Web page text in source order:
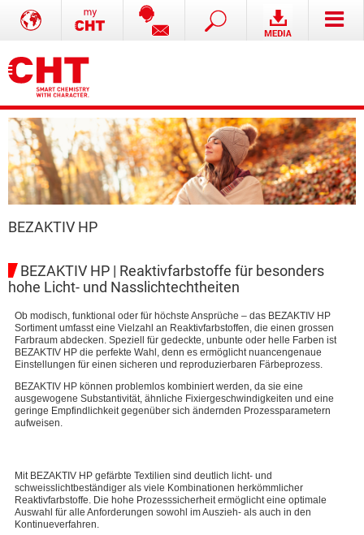
BEZAKTIV HP
BEZAKTIV HP | Reaktivfarbstoffe für besonders
hohe Licht- und Nasslichtechtheiten
Ob modisch, funktional oder für höchste Ansprüche – das BEZAKTIV HP
Sortiment umfasst eine Vielzahl an Reaktivfarbstoffen, die einen grossen
Farbraum abdecken. Speziell für gedeckte, unbunte oder helle Farben ist
BEZAKTIV HP die perfekte Wahl, denn es ermöglicht nuancengenaue
Einstellungen für einen sicheren und reproduzierbaren Färbeprozess.
BEZAKTIV HP können problemlos kombiniert werden, da sie eine
ausgewogene Substantivität, ähnliche Fixiergeschwindigkeiten und eine
geringe Empfindlichkeit gegenüber sich ändernden Prozessparametern
aufweisen.
Mit BEZAKTIV HP gefärbte Textilien sind deutlich licht- und
schweisslichtbeständiger als viele Kombinationen herkömmlicher
Reaktivfarbstoffe. Die hohe Prozesssicherheit ermöglicht eine optimale
Auswahl für alle Anforderungen sowohl im Auszieh- als auch in den
Kontinueverfahren.